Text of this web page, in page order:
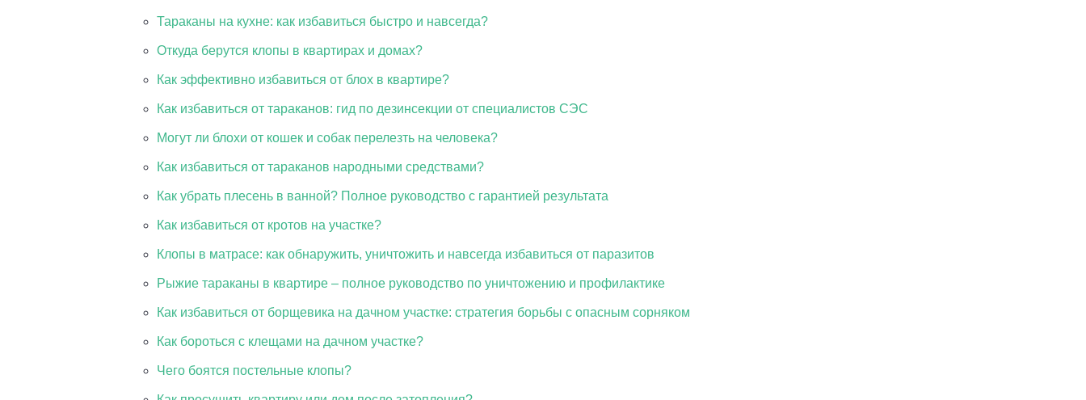
Тараканы на кухне: как избавиться быстро и навсегда?
Откуда берутся клопы в квартирах и домах?
Как эффективно избавиться от блох в квартире?
Как избавиться от тараканов: гид по дезинсекции от специалистов СЭС
Могут ли блохи от кошек и собак перелезть на человека?
Как избавиться от тараканов народными средствами?
Как убрать плесень в ванной? Полное руководство с гарантией результата
Как избавиться от кротов на участке?
Клопы в матрасе: как обнаружить, уничтожить и навсегда избавиться от паразитов
Рыжие тараканы в квартире – полное руководство по уничтожению и профилактике
Как избавиться от борщевика на дачном участке: стратегия борьбы с опасным сорняком
Как бороться с клещами на дачном участке?
Чего боятся постельные клопы?